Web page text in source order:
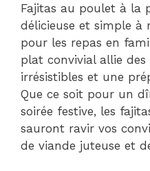
Fajitas au poulet à la
délicieuse et simple à
pour les repas en
plat convivial allie des
irrésistibles et une
Que ce soit pour un
soirée festive, les
sauront ravir vos
de viande juteuse et